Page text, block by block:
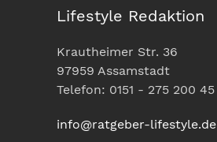
Lifestyle Redaktion
Krautheimer Str. 36
97959 Assamstadt
Telefon: 0151 - 275 200 45
info@ratgeber-lifestyle.de